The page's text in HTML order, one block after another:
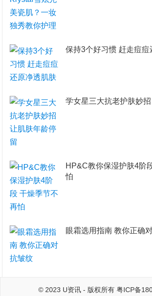
保持3个好习惯 赶走痘
学女星三大抗老护肤妙
HP&C教你保湿护肤4阶
怕
眼霜选用指南 教你正确
© 2023 U资讯 - 版权所有 粤ICP备